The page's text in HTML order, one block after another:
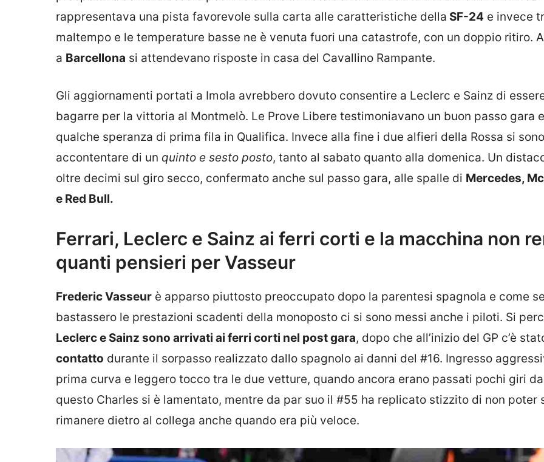
rappresentava una pista favorevole sulla carta alle caratteristiche della SF-24 e invece
maltempo e le temperature basse ne è venuta fuori una catastrofe, con un doppio ritiro.
a Barcellona si attendevano risposte in casa del Cavallino Rampante.
Gli aggiornamenti portati a Imola avrebbero dovuto consentire a Leclerc e Sainz di
bagarre per la vittoria al Montmelò. Le Prove Libere testimoniavano un buon passo gara
qualche speranza di prima fila in Qualifica. Invece alla fine i due alfieri della Rossa si
accontentare di un quinto e sesto posto, tanto al sabato quanto alla domenica. Un
oltre decimi sul giro secco, confermato anche sul passo gara, alle spalle di Mercedes,
e Red Bull.
Ferrari, Leclerc e Sainz ai ferri corti e la macchina non
quanti pensieri per Vasseur
Frederic Vasseur è apparso piuttosto preoccupato dopo la parentesi spagnola e come
bastassero le prestazioni scadenti della monoposto ci si sono messi anche i piloti. Si
Leclerc e Sainz sono arrivati ai ferri corti nel post gara, dopo che all’inizio del GP c’è
contatto durante il sorpasso realizzato dallo spagnolo ai danni del #16. Ingresso
prima curva e leggero tocco tra le due vetture, quando ancora erano passati pochi giri
questo Charles si è lamentato, mentre da par suo il #55 ha replicato stizzito di non poter
rimanere dietro al collega anche quando era più veloce.